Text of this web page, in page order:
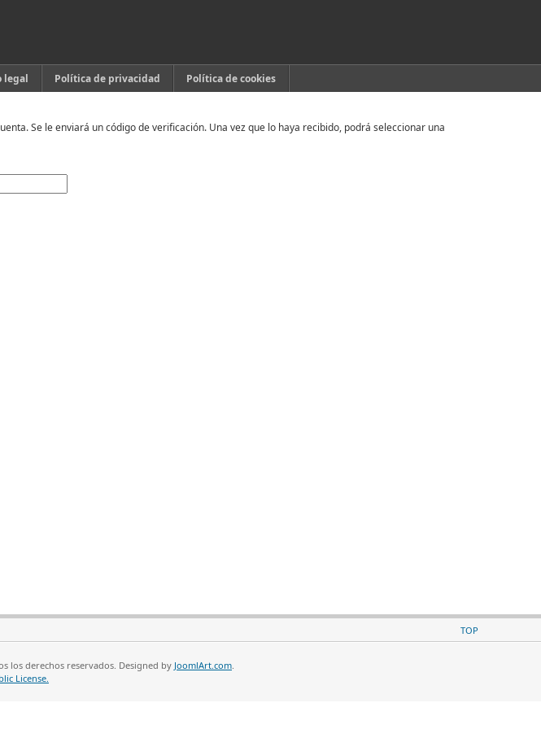
legal Política de privacidad Política de cookies
Se le enviará un código de verificación. Una vez que lo haya recibido, podrá seleccionar una
TOP
los derechos reservados. Designed by JoomlArt.com.
License.